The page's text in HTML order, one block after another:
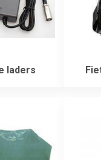
laders